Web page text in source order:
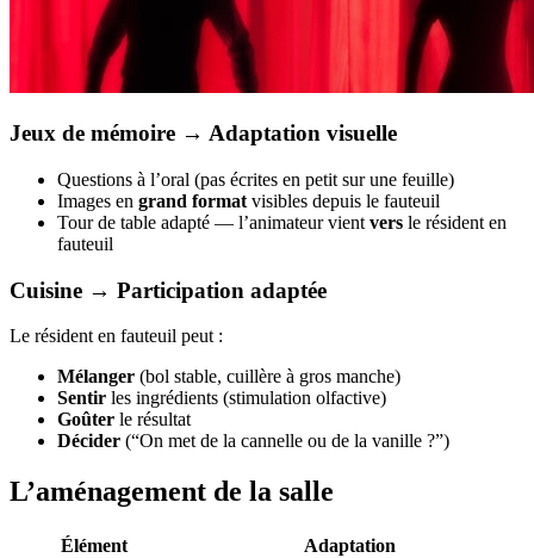
Jeux de mémoire → Adaptation visuelle
Questions à l’oral (pas écrites en petit sur une feuille)
Images en grand format visibles depuis le fauteuil
Tour de table adapté — l’animateur vient vers le résident en
fauteuil
Cuisine → Participation adaptée
Le résident en fauteuil peut :
Mélanger (bol stable, cuillère à gros manche)
Sentir les ingrédients (stimulation olfactive)
Goûter le résultat
Décider (“On met de la cannelle ou de la vanille ?”)
L’aménagement de la salle
Élément
Adaptation